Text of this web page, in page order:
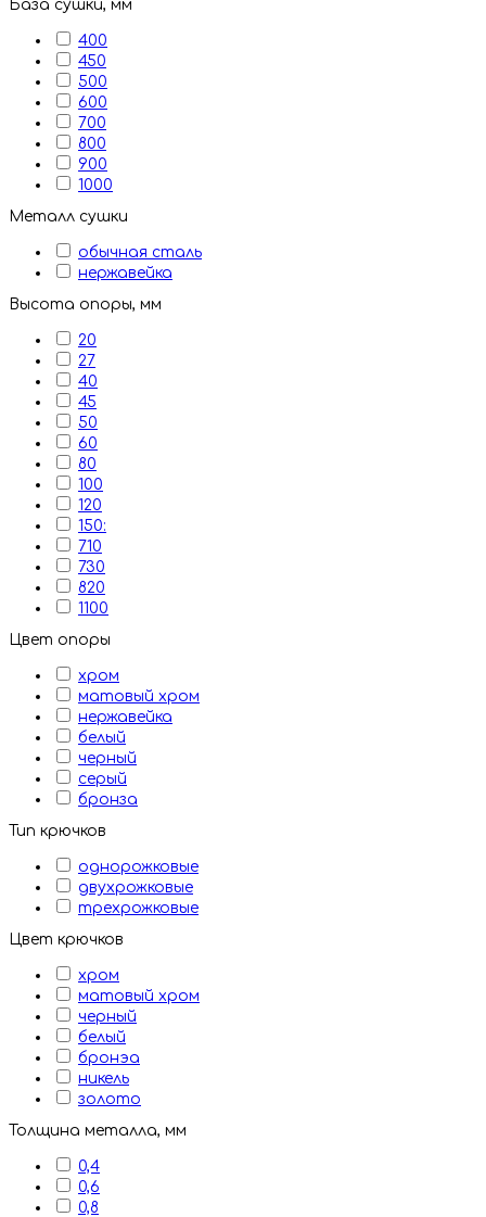
База сушки, мм
400
450
500
600
700
800
900
1000
Металл сушки
обычная сталь
нержавейка
Высота опоры, мм
20
27
40
45
50
60
80
100
120
150:
710
730
820
1100
Цвет опоры
хром
матовый хром
нержавейка
белый
черный
серый
бронза
Тип крючков
однорожковые
двухрожковые
трехрожковые
Цвет крючков
хром
матовый хром
черный
белый
бронэа
никель
золото
Толщина металла, мм
0,4
0,6
0,8